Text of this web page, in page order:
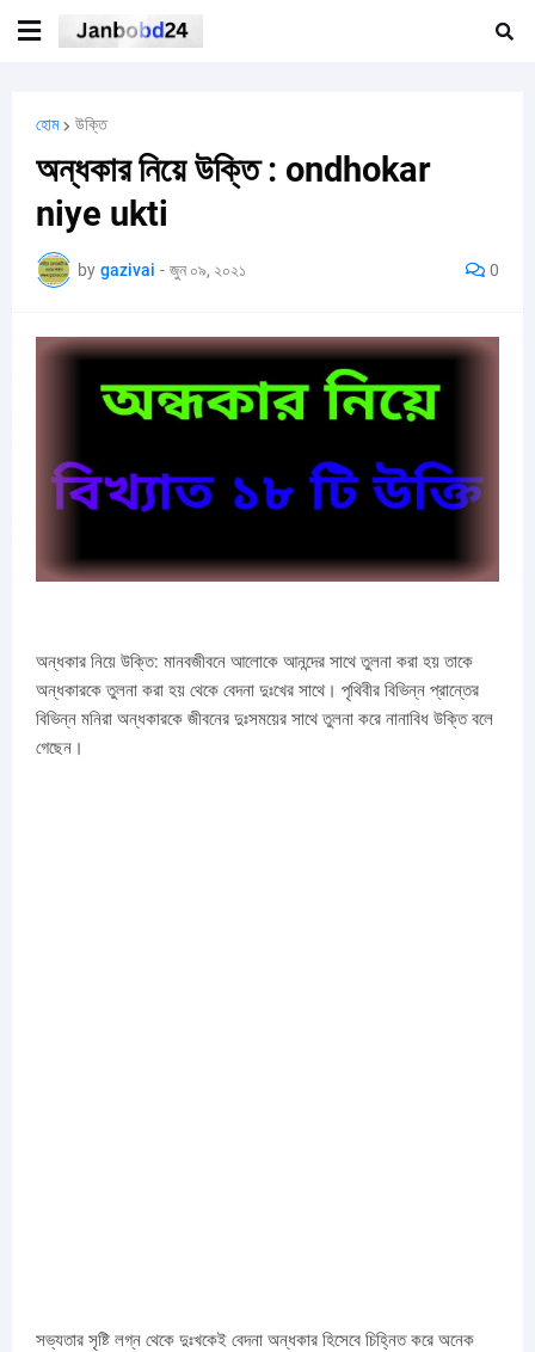
হোম উক্তি
অন্ধকার নিয়ে উক্তি : ondhokar
niye ukti
by gazivai - জুন ০৯, ২০২১ 0
অন্ধকার নিয়ে উক্তি: মানবজীবনে আলোকে আনন্দের সাথে তুলনা করা হয় তাকে
অন্ধকারকে তুলনা করা হয় থেকে বেদনা দুঃখের সাথে। পৃথিবীর বিভিন্ন প্রান্তের
বিভিন্ন মনিরা অন্ধকারকে জীবনের দুঃসময়ের সাথে তুলনা করে নানাবিধ উক্তি বলে
গেছেন।
সভ্যতার সৃষ্টি লগ্ন থেকে দুঃখকেই বেদনা অন্ধকার হিসেবে চিহ্নিত করে অনেক